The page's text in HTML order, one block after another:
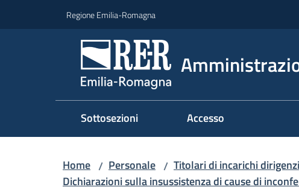
Regione Emilia-Romagna
Sottosezioni Accesso
Home / Personale / Titolari di incarichi
Dichiarazioni sulla insussistenza di cause di